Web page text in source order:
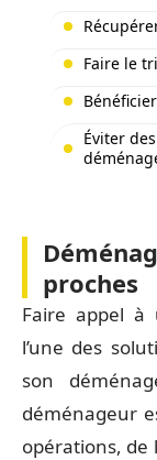
Faire le
Éviter
proches
Faire appel à
l’une des
son
déménageur
opérations, de